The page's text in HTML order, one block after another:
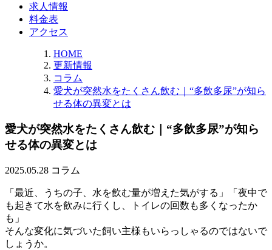
求人情報
料金表
アクセス
HOME
更新情報
コラム
愛犬が突然水をたくさん飲む｜“多飲多尿”が知ら
せる体の異変とは
愛犬が突然水をたくさん飲む｜“多飲多尿”が知ら
せる体の異変とは
2025.05.28 コラム
「最近、うちの子、水を飲む量が増えた気がする」
「夜中で
も起きて水を飲みに行くし、トイレの回数も多くなったか
も」
そんな変化に気づいた飼い主様もいらっしゃるのではないで
しょうか。